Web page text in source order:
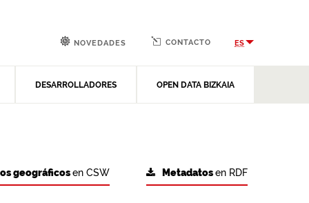
DESARROLLADORES OPEN DATA BIZKAIA
NOVEDADES CONTACTO ES
Metadatosen RDF
geográficosen CSW